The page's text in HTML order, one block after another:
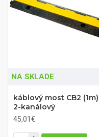
NA SKLADE
káblový most CB2 (1m)
2-kanálový
45,01€